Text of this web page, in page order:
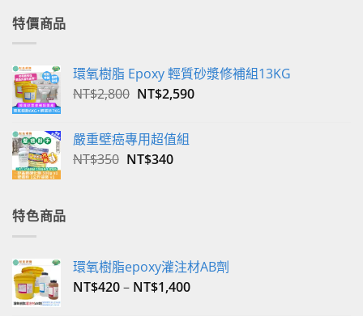
特價商品
環氧樹脂 Epoxy 輕質砂漿修補組13KG
NT$2,800 原
格：
NT$2,800。
NT$2,590目
嚴重壁癌專用超值組
NT$350 原
NT$340目
特色商品
環氧樹脂epoxy灌注材AB劑
NT$420– NT$1,400